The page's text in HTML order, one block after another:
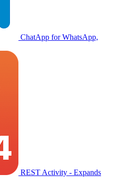
ChatApp for WhatsApp,
REST Activity - Expands